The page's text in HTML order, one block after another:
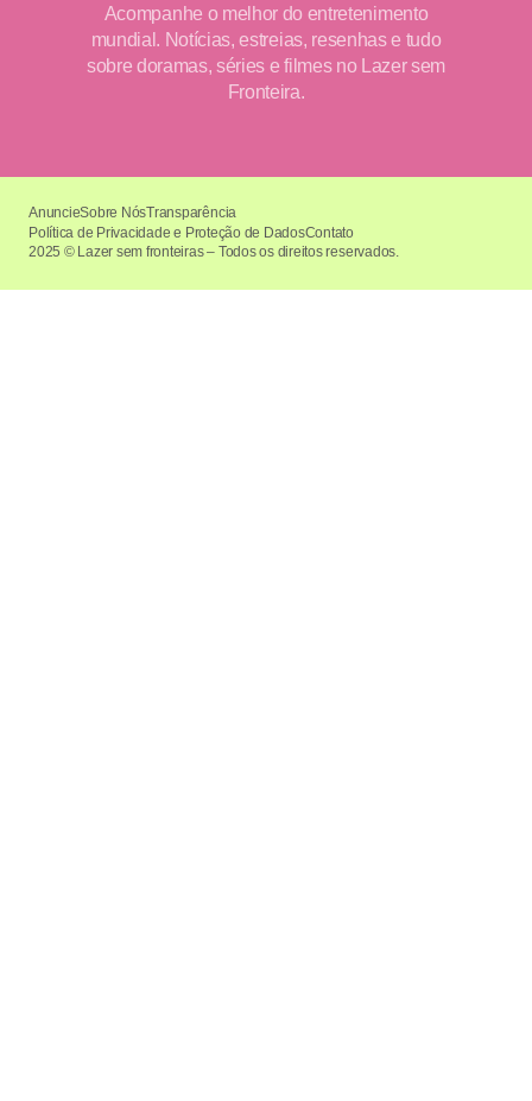
Acompanhe o melhor do entretenimento
mundial. Notícias, estreias, resenhas e tudo
sobre doramas, séries e filmes no Lazer sem
Fronteira.
2025 © Lazer sem fronteiras – Todos os direitos reservados.
AnuncieSobre NósTransparência
Política de Privacidade e Proteção de DadosContato